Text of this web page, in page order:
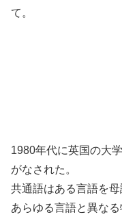
て。
1980年代に英国の大
がなされた。
共通語はある言語を
あらゆる言語と異なる